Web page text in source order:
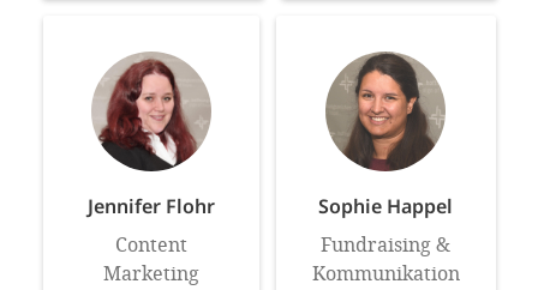
Jennifer Flohr
Content
Marketing
Sophie Happel
Fundraising &
Kommunikation